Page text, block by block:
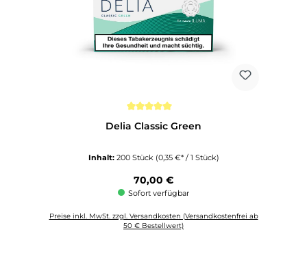
Delia Classic Green
Inhalt: 200 Stück (0,35 €* / 1 Stück)
Regulärer Preis:
70,00 €
Sofort verfügbar
Preise inkl. MwSt. zzgl. Versandkosten (Versandkostenfrei ab
50 € Bestellwert)